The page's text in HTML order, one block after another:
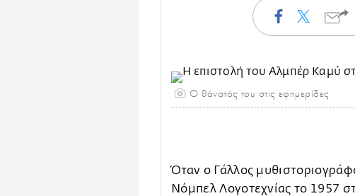
Ο θάνατός του στις εφημερίδες
Όταν ο Γάλλος
Νόμπελ Λογοτεχνίας το 1957